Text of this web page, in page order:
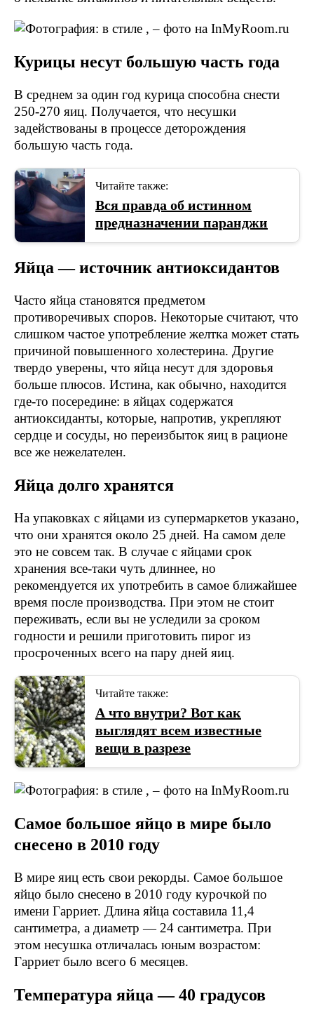
Курицы несут большую часть года
В среднем за один год курица способна снести
250-270 яиц. Получается, что несушки
задействованы в процессе деторождения
большую часть года.
Читайте также:
Вся правда об истинном
предназначении паранджи
Яйца — источник антиоксидантов
Часто яйца становятся предметом
противоречивых споров. Некоторые считают, что
слишком частое употребление желтка может стать
причиной повышенного холестерина. Другие
твердо уверены, что яйца несут для здоровья
больше плюсов. Истина, как обычно, находится
где-то посередине: в яйцах содержатся
антиоксиданты, которые, напротив, укрепляют
сердце и сосуды, но переизбыток яиц в рационе
все же нежелателен.
Яйца долго хранятся
На упаковках с яйцами из супермаркетов указано,
что они хранятся около 25 дней. На самом деле
это не совсем так. В случае с яйцами срок
хранения все-таки чуть длиннее, но
рекомендуется их употребить в самое ближайшее
время после производства. При этом не стоит
переживать, если вы не уследили за сроком
годности и решили приготовить пирог из
просроченных всего на пару дней яиц.
Читайте также:
А что внутри? Вот как
выглядят всем известные
вещи в разрезе
Самое большое яйцо в мире было
снесено в 2010 году
В мире яиц есть свои рекорды. Самое большое
яйцо было снесено в 2010 году курочкой по
имени Гарриет. Длина яйца составила 11,4
сантиметра, а диаметр — 24 сантиметра. При
этом несушка отличалась юным возрастом:
Гарриет было всего 6 месяцев.
Температура яйца — 40 градусов